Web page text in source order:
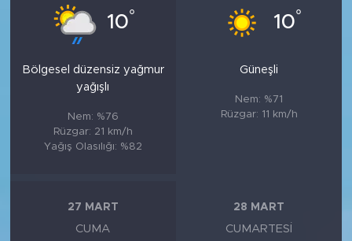
10°
Bölgesel düzensiz yağmur
yağışlı
Nem: %76
Rüzgar: 21 km/h
Yağış Olasılığı: %82
10°
Güneşli
Nem: %71
Rüzgar: 11 km/h
27 MART
CUMA
28 MART
CUMARTESI